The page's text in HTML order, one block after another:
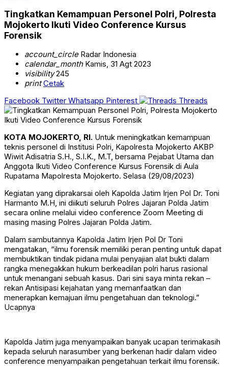
Tingkatkan Kemampuan Personel Polri, Polresta
Mojokerto Ikuti Video Conference Kursus
Forensik
account_circleRadar Indonesia
calendar_monthKamis, 31 Agt 2023
visibility245
print Cetak
Facebook Twitter Whatsapp Pinterest Threads
KOTA MOJOKERTO, RI. Untuk meningkatkan kemampuan
teknis personel di Institusi Polri, Kapolresta Mojokerto AKBP
Wiwit Adisatria S.H., S.I.K., M.T, bersama Pejabat Utama dan
Anggota Ikuti Video Conference Kursus Forensik di Aula
Rupatama Mapolresta Mojokerto. Selasa (29/08/2023)
Kegiatan yang diprakarsai oleh Kapolda Jatim Irjen Pol Dr. Toni
Harmanto M.H, ini diikuti seluruh Polres Jajaran Polda Jatim
secara online melalui video conference Zoom Meeting di
masing masing Polres Jajaran Polda Jatim.
Dalam sambutannya Kapolda Jatim Irjen Pol Dr Toni
mengatakan, “ilmu forensik memiliki peran penting untuk dapat
membuktikan tindak pidana mulai penyajian alat bukti dalam
rangka menegakkan hukum berkeadilan polri harus rasional
untuk menangani sebuah kasus. Dari sini saya minta rekan –
rekan Antisipasi kejahatan yang memanfaatkan dan
menerapkan kemajuan ilmu pengetahuan dan teknologi.”
Ucapnya
Kapolda Jatim juga menyampaikan banyak ucapan terimakasih
kepada seluruh narasumber yang berkenan hadir dalam video
conference menyampaikan pengetahuan terkait ilmu forensik.